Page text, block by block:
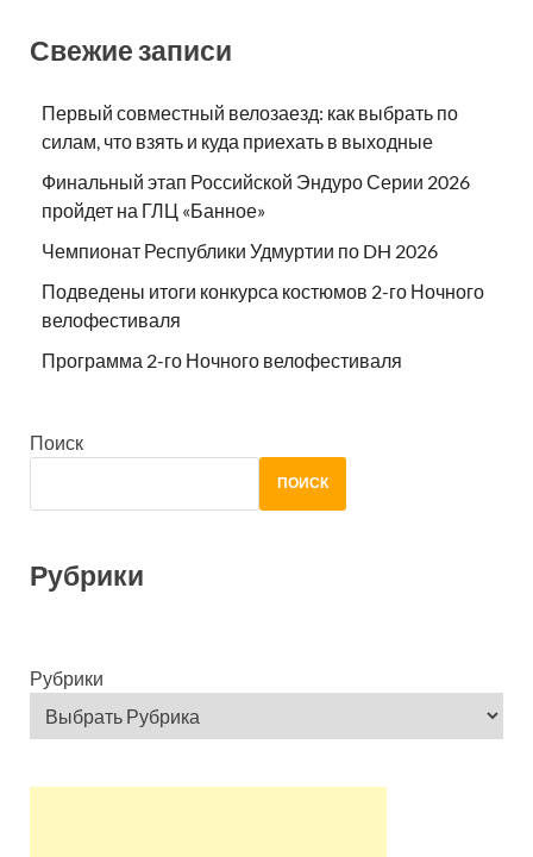
Свежие записи
Первый совместный велозаезд: как выбрать по
силам, что взять и куда приехать в выходные
Финальный этап Российской Эндуро Серии 2026
пройдет на ГЛЦ «Банное»
Чемпионат Республики Удмуртии по DH 2026
Подведены итоги конкурса костюмов 2-го Ночного
велофестиваля
Программа 2-го Ночного велофестиваля
Поиск
ПОИСК
Рубрики
Рубрики